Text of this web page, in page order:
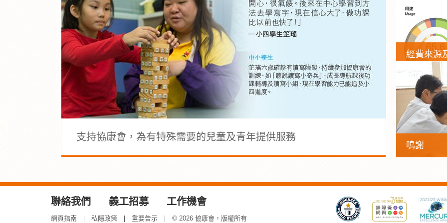
支持協康會，為有特殊需要的兒童及青年提供服務
經費來源
鳴謝
聯絡我們 義工招募 工作機會
網頁指南 私隱政策 重要告示 © 2026 協康會，版權所有